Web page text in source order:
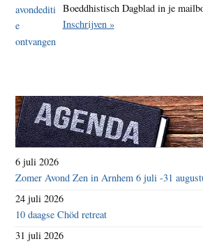
Boeddhistisch Dagblad in je
Inschrijven »
6 juli 2026
Zomer Avond Zen in Arnhem 6 juli -31
24 juli 2026
10 daagse Chöd retreat
31 juli 2026